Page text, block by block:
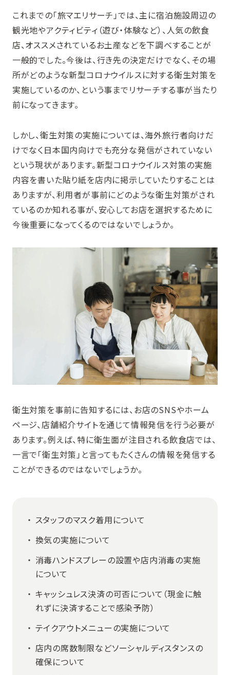
これまでの「旅マエリサーチ」では、主に宿泊施設周辺の
観光地やアクティビティ（遊び・体験など）、人気の飲食
店、オススメされているお土産などを下調べすることが
一般的でした。今後は、行き先の決定だけでなく、その場
所がどのような新型コロナウイルスに対する衛生対策を
実施しているのか、という事までリサーチする事が当たり
前になってきます。
しかし、衛生対策の実施については、海外旅行者向けだ
けでなく日本国内向けでも充分な発信がされていない
という現状があります。新型コロナウイルス対策の実施
内容を書いた貼り紙を店内に掲示していたりすることは
ありますが、利用者が事前にどのような衛生対策がされ
ているのか知れる事が、安心してお店を選択するために
今後重要になってくるのではないでしょうか。
衛生対策を事前に告知するには、お店のSNSやホーム
ページ、店舗紹介サイトを通じて情報発信を行う必要が
あります。例えば、特に衛生面が注目される飲食店では、
一言で「衛生対策」と言ってもたくさんの情報を発信する
ことができるのではないでしょうか。
スタッフのマスク着用について
換気の実施について
消毒ハンドスプレーの設置や店内消毒の実施
について
キャッシュレス決済の可否について（現金に触
れずに決済することで感染予防）
テイクアウトメニューの実施について
店内の席数制限などソーシャルディスタンスの
確保について